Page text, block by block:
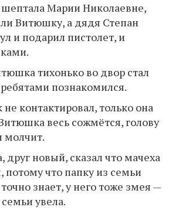
шептала Марии Николаевне,
Витюшку, а дядя Степан
и подарил пистолет, и
тихонько во двор стал
познакомился.
контактировал, только она
весь сожмётся, голову
молчит.
друг новый, сказал что мачеха
что папку из семьи
знает, у него тоже змея —
увела.